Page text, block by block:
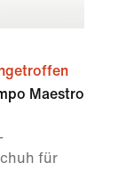
Maestro
für